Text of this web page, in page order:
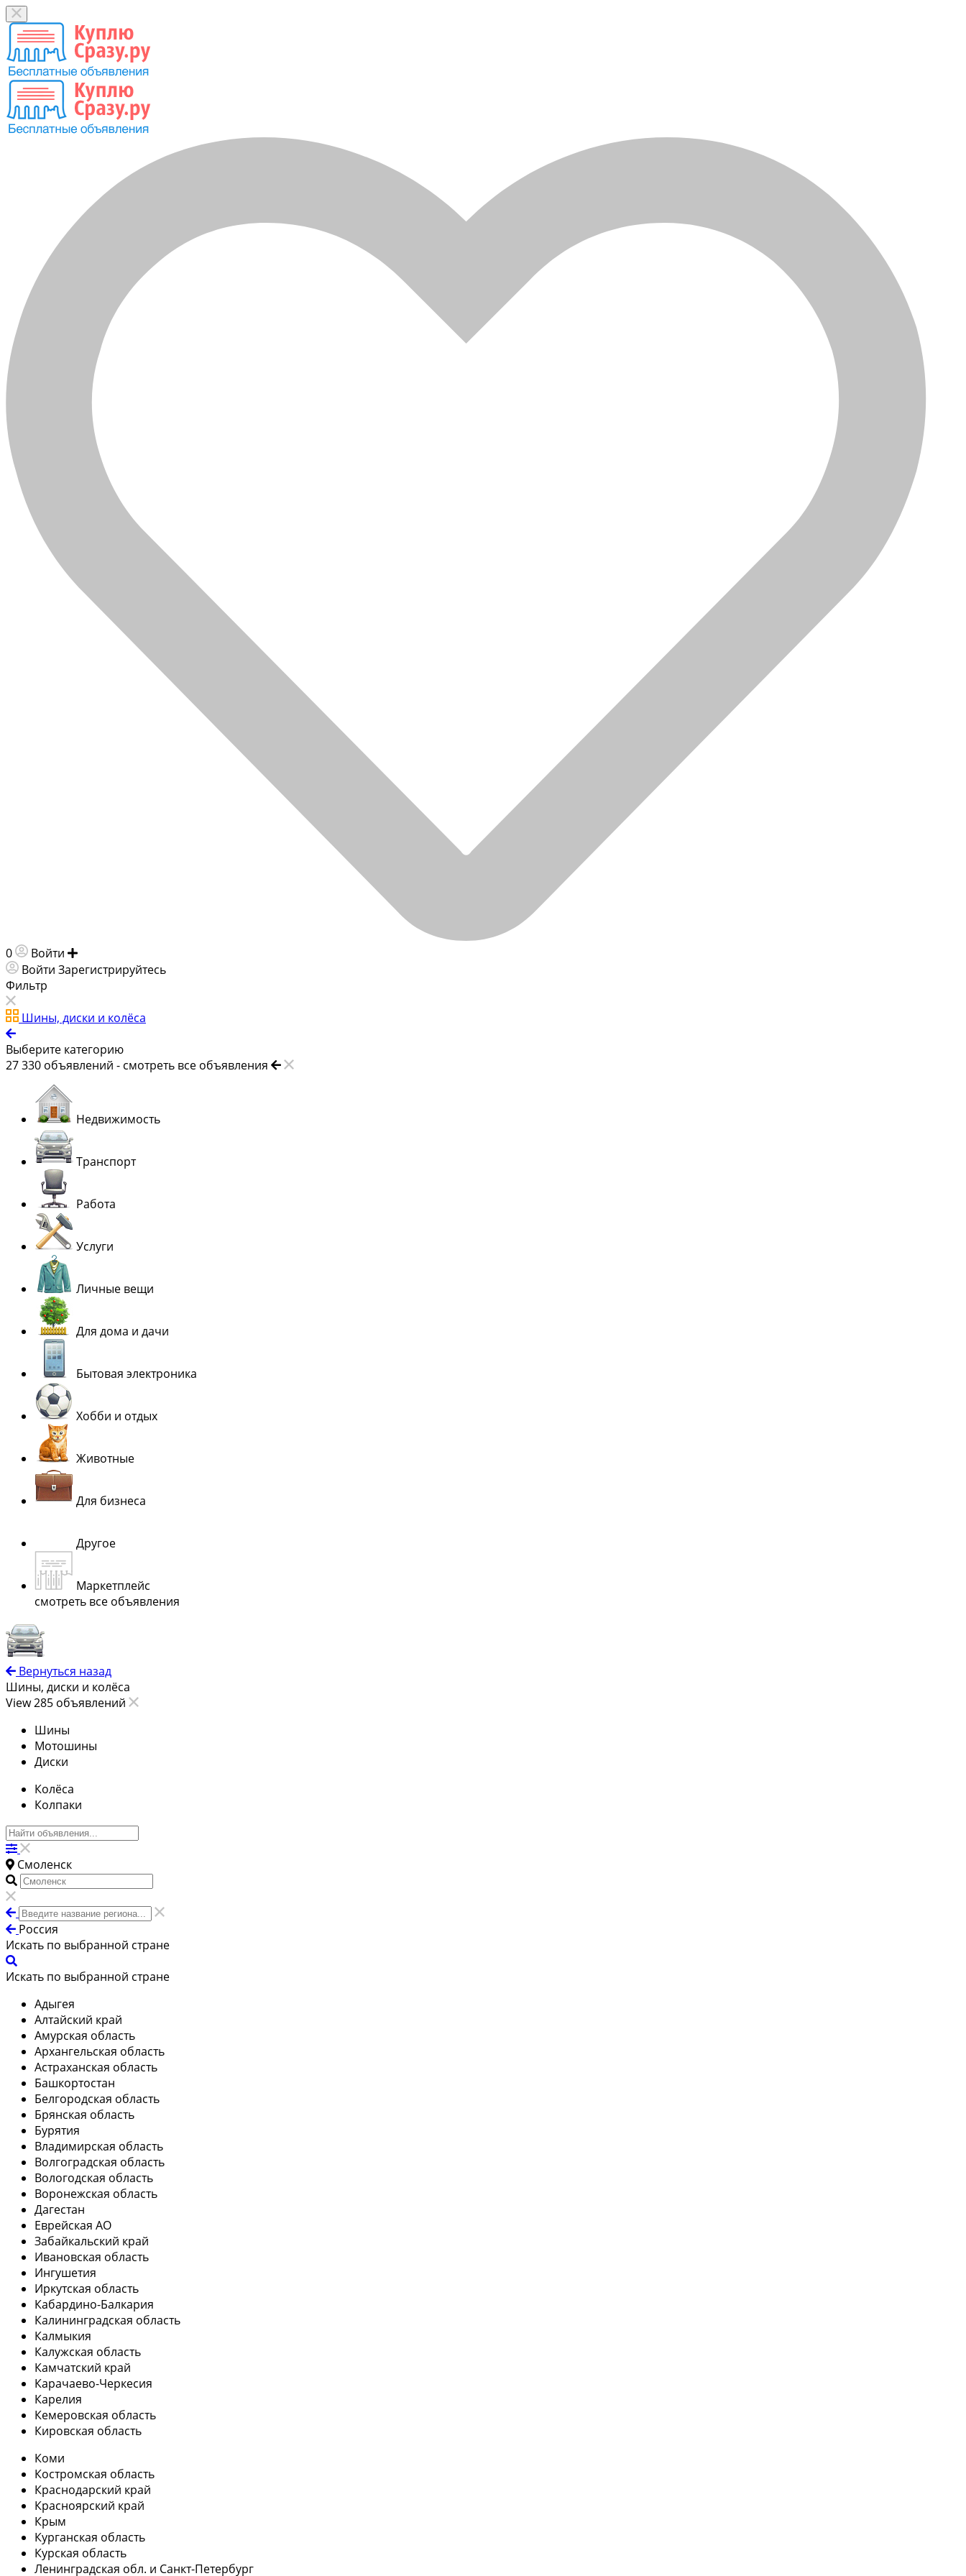
0 Войти
Войти Зарегистрируйтесь
Фильтр
Шины, диски и колёса
Выберите категорию
27 330 объявлений - смотреть все объявления
Недвижимость
Транспорт
Работа
Услуги
Личные вещи
Для дома и дачи
Бытовая электроника
Хобби и отдых
Животные
Для бизнеса
Другое
Маркетплейс
смотреть все объявления
Вернуться назад
Шины, диски и колёса
View 285 объявлений
Шины
Мотошины
Диски
Колёса
Колпаки
Смоленск
Россия
Искать по выбранной стране
Искать по выбранной стране
Адыгея
Алтайский край
Амурская область
Архангельская область
Астраханская область
Башкортостан
Белгородская область
Брянская область
Бурятия
Владимирская область
Волгоградская область
Вологодская область
Воронежская область
Дагестан
Еврейская АО
Забайкальский край
Ивановская область
Ингушетия
Иркутская область
Кабардино-Балкария
Калининградская область
Калмыкия
Калужская область
Камчатский край
Карачаево-Черкесия
Карелия
Кемеровская область
Кировская область
Коми
Костромская область
Краснодарский край
Красноярский край
Крым
Курганская область
Курская область
Ленинградская обл. и Санкт-Петербург